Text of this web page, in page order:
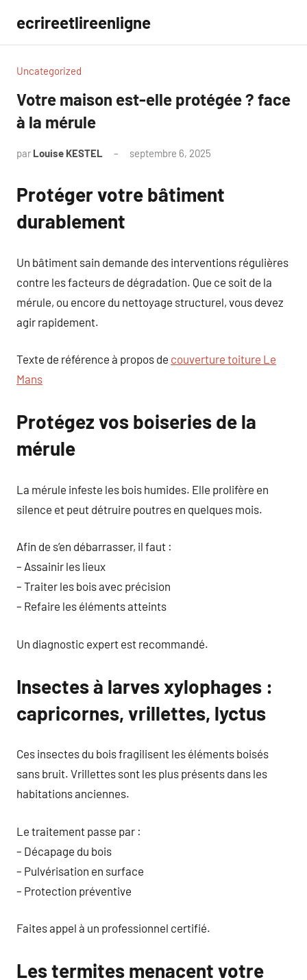
contenu
ecrireetlireenligne
Uncategorized
Votre maison est-elle protégée ? face
à la mérule
par Louise KESTEL septembre 6, 2025
Protéger votre bâtiment
durablement
Un bâtiment sain demande des interventions régulières
contre les facteurs de dégradation. Que ce soit de la
mérule, ou encore du nettoyage structurel, vous devez
agir rapidement.
Texte de référence à propos de couverture toiture Le
Mans
Protégez vos boiseries de la
mérule
La mérule infeste les bois humides. Elle prolifère en
silence et peut détruire poutres en quelques mois.
Afin de s’en débarrasser, il faut :
– Assainir les lieux
– Traiter les bois avec précision
– Refaire les éléments atteints
Un diagnostic expert est recommandé.
Insectes à larves xylophages :
capricornes, vrillettes, lyctus
Ces insectes du bois fragilisent les éléments boisés
sans bruit. Vrillettes sont les plus présents dans les
habitations anciennes.
Le traitement passe par :
– Décapage du bois
– Pulvérisation en surface
– Protection préventive
Faites appel à un professionnel certifié.
Les termites menacent votre